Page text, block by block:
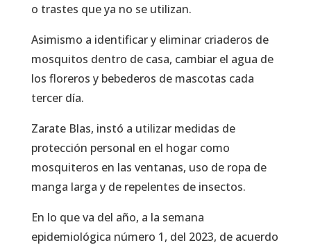
o trastes que ya no se utilizan.
Asimismo a identificar y eliminar criaderos de
mosquitos dentro de casa, cambiar el agua de
los floreros y bebederos de mascotas cada
tercer día.
Zarate Blas, instó a utilizar medidas de
protección personal en el hogar como
mosquiteros en las ventanas, uso de ropa de
manga larga y de repelentes de insectos.
En lo que va del año, a la semana
epidemiológica número 1, del 2023, de acuerdo